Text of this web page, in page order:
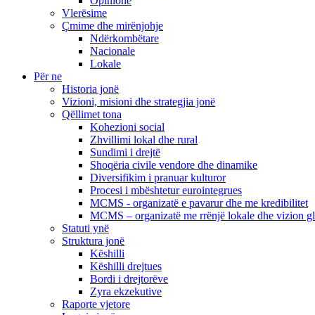
Vlerësime
Çmime dhe mirënjohje
Ndërkombëtare
Nacionale
Lokale
Për ne
Historia jonë
Vizioni, misioni dhe strategjia jonë
Qëllimet tona
Kohezioni social
Zhvillimi lokal dhe rural
Sundimi i drejtë
Shoqëria civile vendore dhe dinamike
Diversifikim i pranuar kulturor
Procesi i mbështetur eurointegrues
MCMS - organizatë e pavarur dhe me kredibilitet
MCMS – organizatë me rrënjë lokale dhe vizion
Statuti ynë
Struktura jonë
Këshilli
Këshilli drejtues
Bordi i drejtorëve
Zyra ekzekutive
Raporte vjetore